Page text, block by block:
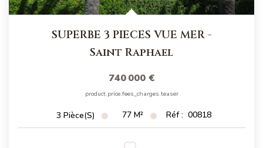
SUPERBE 3 PIECES VUE MER -
Saint Raphael
740 000 €
product.price.fees_charges.teaser
3 Pièce(s) 77 M² Réf : 00818